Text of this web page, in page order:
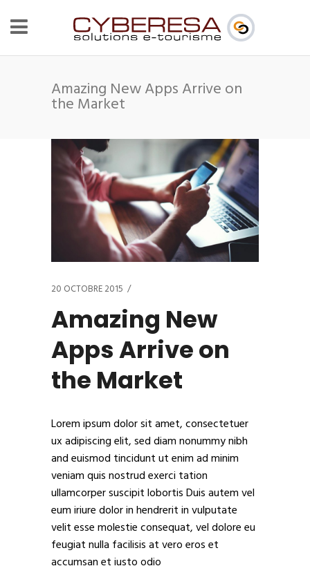
Amazing New Apps Arrive on
the Market
20 OCTOBRE 2015
Amazing New
Apps Arrive on
the Market
Lorem ipsum dolor sit amet, consectetuer
ux adipiscing elit, sed diam nonummy nibh
and euismod tincidunt ut enim ad minim
veniam quis nostrud exerci tation
ullamcorper suscipit lobortis Duis autem vel
eum iriure dolor in hendrerit in vulputate
velit esse molestie consequat, vel dolore eu
feugiat nulla facilisis at vero eros et
accumsan et iusto odio